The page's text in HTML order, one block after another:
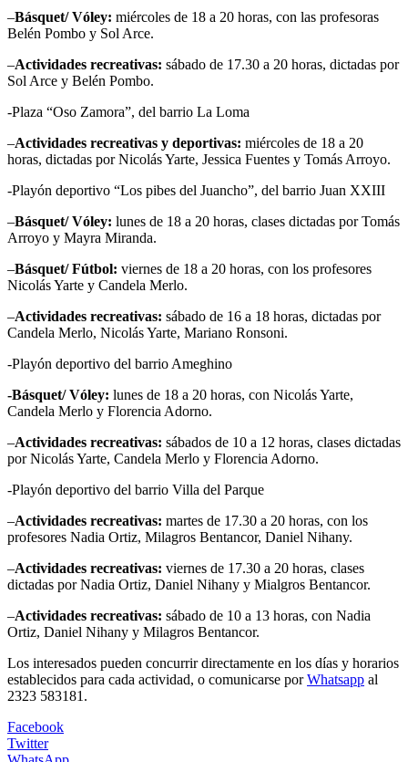
–Básquet/ Vóley: miércoles de 18 a 20 horas, con las profesoras
Belén Pombo y Sol Arce.
–Actividades recreativas: sábado de 17.30 a 20 horas, dictadas por
Sol Arce y Belén Pombo.
-Plaza “Oso Zamora”, del barrio La Loma
–Actividades recreativas y deportivas: miércoles de 18 a 20
horas, dictadas por Nicolás Yarte, Jessica Fuentes y Tomás Arroyo.
-Playón deportivo “Los pibes del Juancho”, del barrio Juan XXIII
–Básquet/ Vóley: lunes de 18 a 20 horas, clases dictadas por Tomás
Arroyo y Mayra Miranda.
–Básquet/ Fútbol: viernes de 18 a 20 horas, con los profesores
Nicolás Yarte y Candela Merlo.
–Actividades recreativas: sábado de 16 a 18 horas, dictadas por
Candela Merlo, Nicolás Yarte, Mariano Ronsoni.
-Playón deportivo del barrio Ameghino
-Básquet/ Vóley: lunes de 18 a 20 horas, con Nicolás Yarte,
Candela Merlo y Florencia Adorno.
–Actividades recreativas: sábados de 10 a 12 horas, clases dictadas
por Nicolás Yarte, Candela Merlo y Florencia Adorno.
-Playón deportivo del barrio Villa del Parque
–Actividades recreativas: martes de 17.30 a 20 horas, con los
profesores Nadia Ortiz, Milagros Bentancor, Daniel Nihany.
–Actividades recreativas: viernes de 17.30 a 20 horas, clases
dictadas por Nadia Ortiz, Daniel Nihany y Mialgros Bentancor.
–Actividades recreativas: sábado de 10 a 13 horas, con Nadia
Ortiz, Daniel Nihany y Milagros Bentancor.
Los interesados pueden concurrir directamente en los días y horarios
establecidos para cada actividad, o comunicarse porWhatsapp al
2323 583181.
Facebook
Twitter